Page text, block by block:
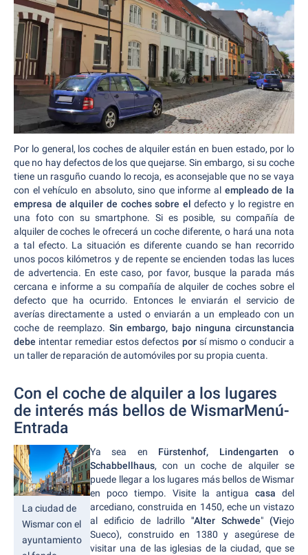
Por lo general, los coches de alquiler están en buen estado, por lo
que no hay defectos de los que quejarse. Sin embargo, si su coche
tiene un rasguño cuando lo recoja, es aconsejable que no se vaya
con el vehículo en absoluto, sino que informe al empleado de la
empresa de alquiler de coches sobre el defecto y lo registre en
una foto con su smartphone. Si es posible, su compañía de
alquiler de coches le ofrecerá un coche diferente, o hará una nota
a tal efecto. La situación es diferente cuando se han recorrido
unos pocos kilómetros y de repente se encienden todas las luces
de advertencia. En este caso, por favor, busque la parada más
cercana e informe a su compañía de alquiler de coches sobre el
defecto que ha ocurrido. Entonces le enviarán el servicio de
averías directamente a usted o enviarán a un empleado con un
coche de reemplazo. Sin embargo, bajo ninguna circunstancia
debe intentar remediar estos defectos porsí mismo o conducir a
un taller de reparación de automóviles por su propia cuenta.
Con el coche de alquiler a los lugares
de interés más bellos de WismarMenú-
Entrada
La ciudad de
Wismar con el
ayuntamiento
Ya sea en Fürstenhof, Lindengarten o
Schabbellhaus, con un coche de alquiler se
puede llegar a los lugares más bellos de Wismar
en poco tiempo. Visite la antigua casa del
arcediano, construida en 1450, eche un vistazo
al edificio de ladrillo "Alter Schwede" (Viejo
Sueco), construido en 1380 y asegúrese de
visitar una de las iglesias de la ciudad, que se